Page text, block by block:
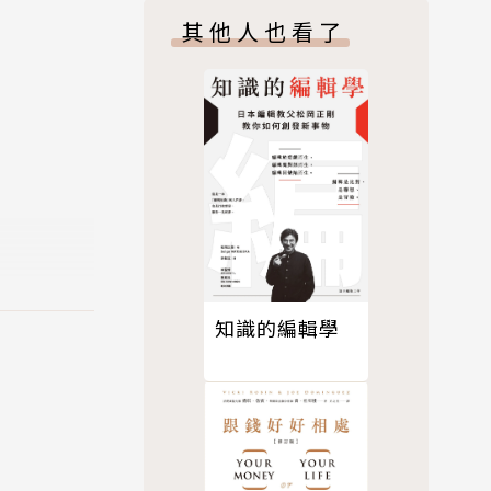
不好，
來。
其他人也看了
知識的編輯學